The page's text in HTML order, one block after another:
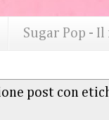
Sugar Pop -
post con